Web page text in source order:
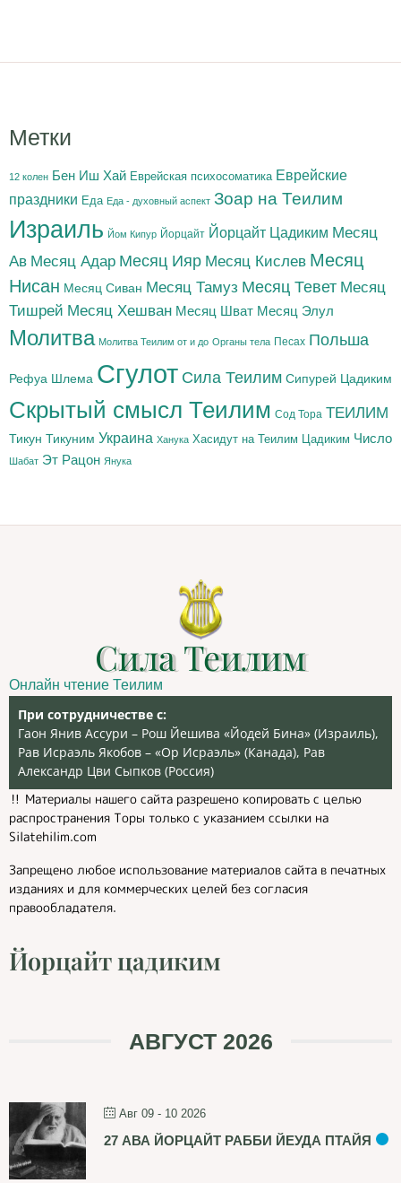
Метки
12 колен Бен Иш Хай Еврейская психосоматика Еврейские
праздники Еда Еда - духовный аспект Зоар на Теилим
Израиль Йом Кипур Йорцайт Йорцайт Цадиким Месяц
Ав Месяц Адар Месяц Ияр Месяц Кислев Месяц
Нисан Месяц Сиван Месяц Тамуз Месяц Тевет Месяц
Тишрей Месяц Хешван Месяц Шват Месяц Элул
Молитва Молитва Теилим от и до Органы тела Песах Польша
Рефуа Шлема Сгулот Сила Теилим Сипурей Цадиким
Скрытый смысл Теилим Сод Тора ТЕИЛИМ
Тикун Тикуним Украина Ханука Хасидут на Теилим Цадиким Число
Шабат Эт Рацон Янука
Сила Теилим
Онлайн чтение Теилим
При сотрудничестве с:
Гаон Янив Ассури – Рош Йешива «Йодей Бина» (Израиль),
Рав Исраэль Якобов – «Ор Исраэль» (Канада), Рав
Александр Цви Сыпков (Россия)
‼️ Материалы нашего сайта разрешено копировать с целью
распространения Торы только с указанием ссылки на
Silatehilim.com
Запрещено любое использование материалов сайта в печатных
изданиях и для коммерческих целей без согласия
правообладателя.
Йорцайт цадиким
АВГУСТ 2026
Авг 09 - 10 2026
27 АВА ЙОРЦАЙТ РАББИ ЙЕУДА ПТАЙЯ